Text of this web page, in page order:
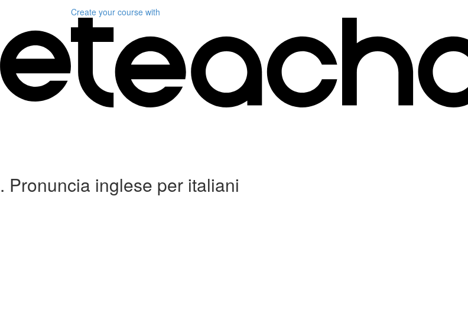
Create your course with
inglese per italiani